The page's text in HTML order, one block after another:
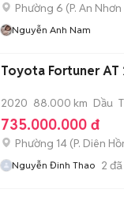
Phường 6 (P. An Nhơn
Nguyễn Anh Nam
Toyota Fortuner AT
2020 88.000 km Dầu
735.000.000 đ
Phường 14 (P. Diên
Nguyễn Đinh Thao 2